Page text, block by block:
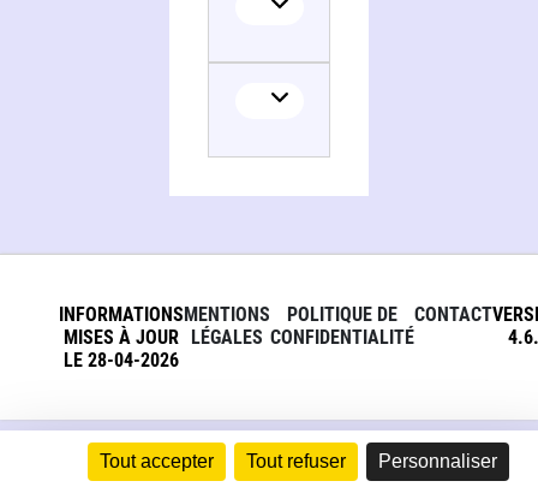
Tout accepter Tout refuser Personnaliser
INFORMATIONS
MISES À JOUR
LE 28-04-2026
MENTIONS
LÉGALES
POLITIQUE DE
CONFIDENTIALITÉ
CONTACT